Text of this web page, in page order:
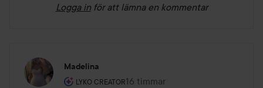
Logga in för att lämna en kommentar
Madelina
LYKO CREATOR
Användarens roll: Lyko Creator.
16 timmar
Inlägget skapades 16 timmar